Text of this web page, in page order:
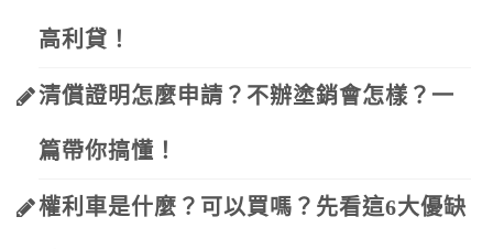
高利貸！
清償證明怎麼申請？不辦塗銷會怎樣？一
篇帶你搞懂！
權利車是什麼？可以買嗎？先看這6大優缺